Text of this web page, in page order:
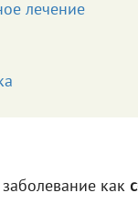
лечение
как